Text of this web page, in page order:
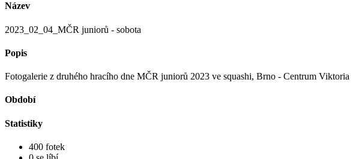
Název
2023_02_04_MČR juniorů - sobota
Popis
Fotogalerie z druhého hracího dne MČR juniorů 2023 ve squashi, Brno - Centrum Viktoria
Období
Statistiky
400 fotek